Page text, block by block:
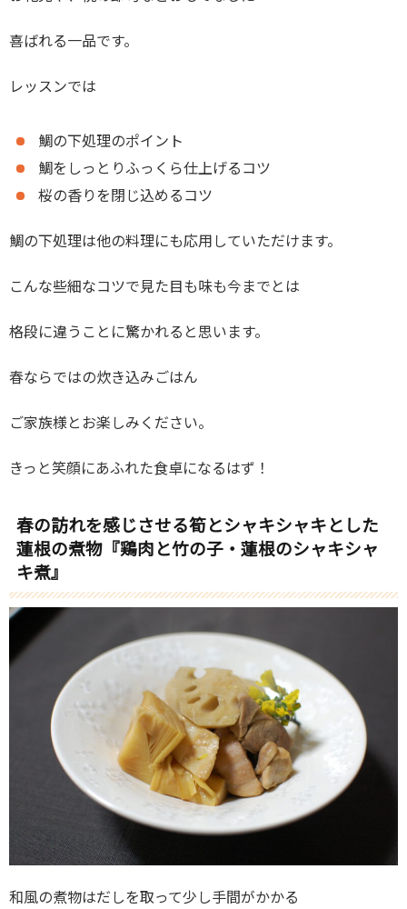
喜ばれる一品です。
レッスンでは
鯛の下処理のポイント
鯛をしっとりふっくら仕上げるコツ
桜の香りを閉じ込めるコツ
鯛の下処理は他の料理にも応用していただけます。
こんな些細なコツで見た目も味も今までとは
格段に違うことに驚かれると思います。
春ならではの炊き込みごはん
ご家族様とお楽しみください。
きっと笑顔にあふれた食卓になるはず！
春の訪れを感じさせる筍とシャキシャキとした
蓮根の煮物『鶏肉と竹の子・蓮根のシャキシャ
キ煮』
和風の煮物はだしを取って少し手間がかかる